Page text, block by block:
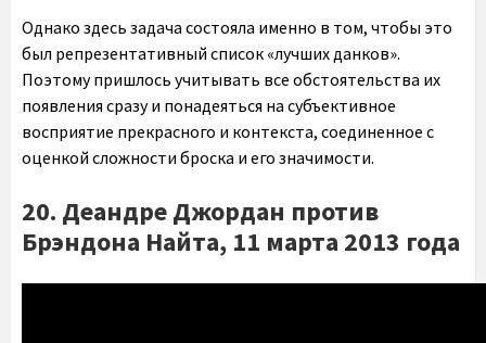
Однако здесь задача состояла именно в том, чтобы это
был репрезентативный список «лучших данков».
Поэтому пришлось учитывать все обстоятельства их
появления сразу и понадеяться на субъективное
восприятие прекрасного и контекста, соединенное с
оценкой сложности броска и его значимости.
20. Деандре Джордан против
Брэндона Найта, 11 марта 2013 года